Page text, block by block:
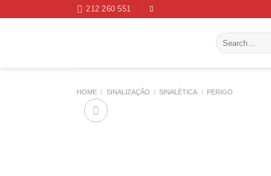
212 260 551
Search
for:
HOME / SINALIZAÇÃO / SINALÉTICA / PERIGO